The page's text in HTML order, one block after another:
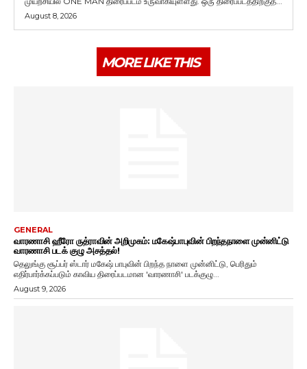
August 8, 2026
MORE LIKE THIS
GENERAL
வாரணாசி ஹீரோ ருத்ராவின் அறிமுகம்: மகேஷ்பாபுவின் பிறந்தநாளை முன்னிட்டு
வாரணாசி படக் குழு அசத்தல்!
தெலுங்கு சூப்பர் ஸ்டார் மகேஷ் பாபுவின் பிறந்த நாளை முன்னிட்டு, பெரிதும்
எதிர்பார்க்கப்படும் காவிய திரைப்படமான 'வாரணாசி' படக்குழு...
August 9, 2026